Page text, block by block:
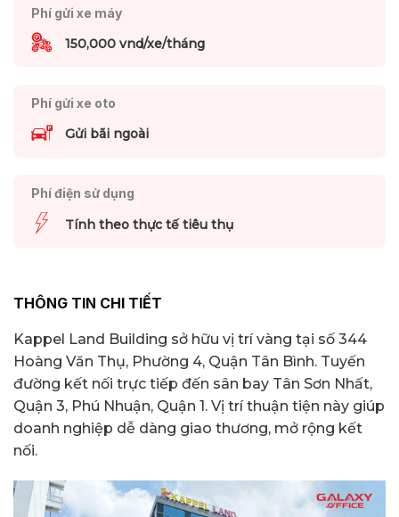
Phí gửi xe máy
150,000 vnd/xe/tháng
Phí gửi xe oto
Gửi bãi ngoài
Phí điện sử dụng
Tính theo thực tế tiêu thụ
THÔNG TIN CHI TIẾT
Kappel Land Building sở hữu vị trí vàng tại số 344
Hoàng Văn Thụ, Phường 4, Quận Tân Bình. Tuyến
đường kết nối trực tiếp đến sân bay Tân Sơn Nhất,
Quận 3, Phú Nhuận, Quận 1. Vị trí thuận tiện này giúp
doanh nghiệp dễ dàng giao thương, mở rộng kết
nối.